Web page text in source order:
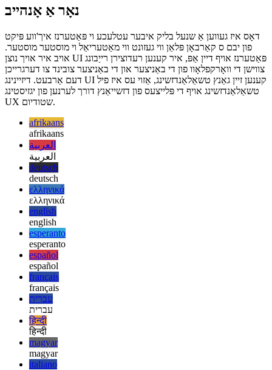
אויב ימפּלאַמענאַד ריכטיק, זיי לאָזן וסערס צו פאָרן סמודלי מיט די
וואָרקפלאָוו. ליידיק שטאַטן אַז מאָל די גאנצע וואָרקפלאָוו צו אַ אָפּשטעלן
נאָר אַ אָנהייב
דאָס איז געווען אַ שנעל בליק איבער עטלעכע וי פּאַטערנז איך'ווע פּיקט
פון יבם ס קאַרבאָן פּלאַן ווי געזונט ווי מאַטעריאַל וי מוסטער מוסטער.
אויב איר אויך נוצן UI פּאַטערנז אויף דיין אַפּ, איר קענען רעדוצירן רייַבונג
דעם אַרבעט. דיזיינינג UI קענען זיין גאַנץ טשאַלאַנדזשינג, אַזוי עס איז פיל
טשאַלאַנדזשינג אויף די פּלייצעס פון דזשייאַנץ דורך לערנען פון יגזיסטינג
afrikaans
afrikaans
العربية
العربية
deutsch
deutsch
ελληνικά
ελληνικά
english
english
esperanto
esperanto
español
español
français
français
עברית
עברית
हिन्दी